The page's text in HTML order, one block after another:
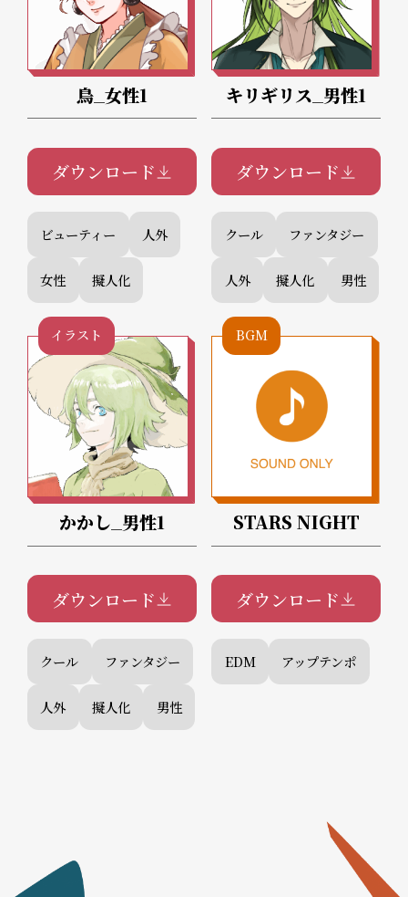
鳥_女性1
ダウンロード
ビューティー 人外
女性 擬人化
キリギリス_男性1
ダウンロード
クール ファンタジー
人外 擬人化 男性
イラスト
かかし_男性1
ダウンロード
クール ファンタジー
人外 擬人化 男性
BGM
STARS NIGHT
ダウンロード
EDM アップテンポ